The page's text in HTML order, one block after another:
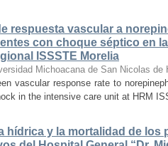
respuesta vascular a
con choque séptico en
ISSSTE Morelia
Michoacana de San Nicolas de
vascular response rate to
in the intensive care unit at HRM
hídrica y la mortalidad de los